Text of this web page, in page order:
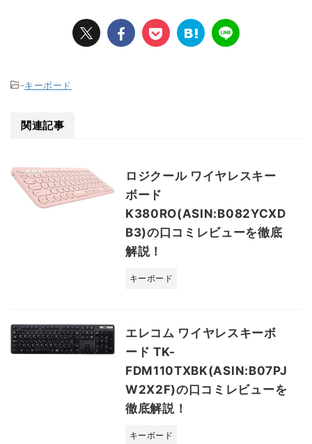
-キーボード
関連記事
ロジクール ワイヤレスキー
ボード
K380RO(ASIN:B082YCXD
B3)の口コミレビューを徹底
解説！
キーボード
エレコム ワイヤレスキーボ
ード TK-
FDM110TXBK(ASIN:B07PJ
W2X2F)の口コミレビューを
徹底解説！
キーボード